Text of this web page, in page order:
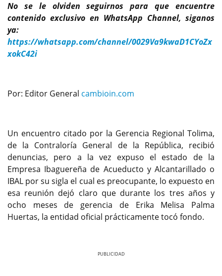
No se le olviden seguirnos para que encuentre
contenido exclusivo en WhatsApp Channel, siganos
ya:
https://whatsapp.com/channel/0029Va9kwaD1CYoZx
xokC42i
Por: Editor General cambioin.com
Un encuentro citado por la Gerencia Regional Tolima,
de la Contraloría General de la República, recibió
denuncias, pero a la vez expuso el estado de la
Empresa Ibaguereña de Acueducto y Alcantarillado o
IBAL por su sigla el cual es preocupante, lo expuesto en
esa reunión dejó claro que durante los tres años y
ocho meses de gerencia de Erika Melisa Palma
Huertas, la entidad oficial prácticamente tocó fondo.